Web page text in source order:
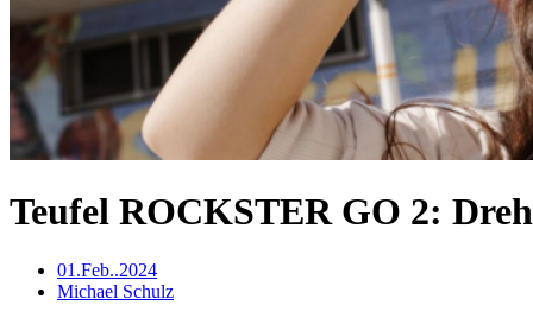
Teufel ROCKSTER GO 2:
01.Feb..2024
Michael Schulz